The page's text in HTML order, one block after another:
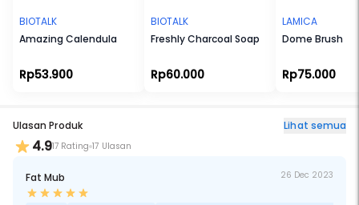
BIOTALK
Amazing Calendula
Rp53.900
BIOTALK
Freshly Charcoal Soap
Rp60.000
LAMICA
Dome Brush
Rp75.000
Ulasan Produk Lihat semua
4.917 Rating 17 Ulasan
Fat Mub 26 Dec 2023